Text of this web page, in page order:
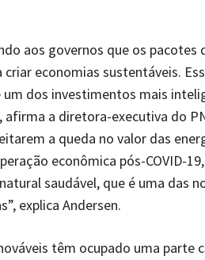
aos governos que os pacotes
economias sustentáveis.
dos investimentos mais
afirma a diretora-executiva do
a queda no valor das
econômica pós-COVID-
saudável, que é uma das
explica Andersen.
têm ocupado uma parte